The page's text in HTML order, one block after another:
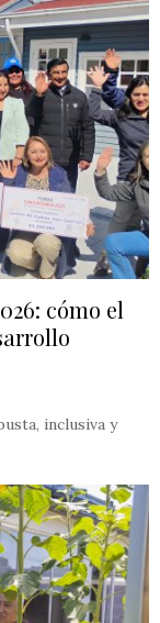
cómo el
inclusiva y